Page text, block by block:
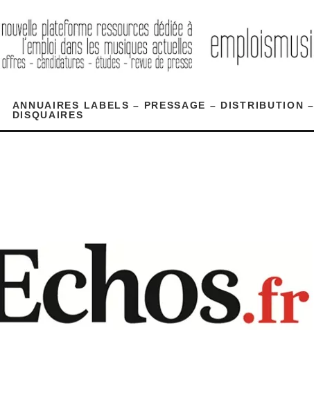
ANNUAIRES LABELS – PRESSAGE – DISTRIBUTION –
DISQUAIRES